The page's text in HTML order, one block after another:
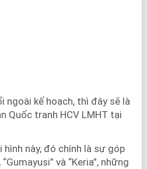
ngoài kế hoạch, thì đây sẽ là
Quốc tranh HCV LMHT tại
này, đó chính là sự góp
và “Keria”, những